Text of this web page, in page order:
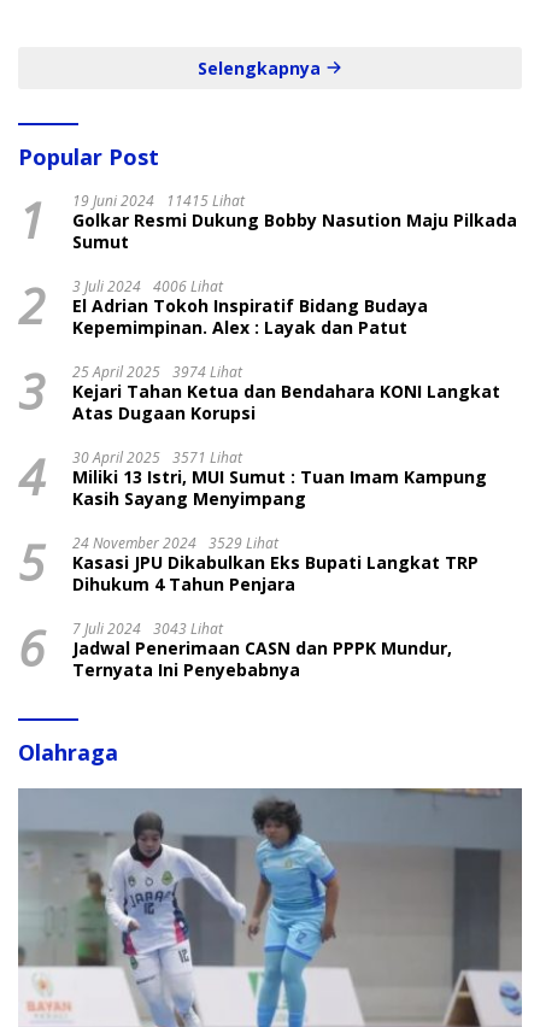
Selengkapnya
Popular Post
1 19 Juni 2024 11415 Lihat
Golkar Resmi Dukung Bobby Nasution Maju Pilkada
Sumut
2 3 Juli 2024 4006 Lihat
El Adrian Tokoh Inspiratif Bidang Budaya
Kepemimpinan. Alex : Layak dan Patut
3 25 April 2025 3974 Lihat
Kejari Tahan Ketua dan Bendahara KONI Langkat
Atas Dugaan Korupsi
4 30 April 2025 3571 Lihat
Miliki 13 Istri, MUI Sumut : Tuan Imam Kampung
Kasih Sayang Menyimpang
5 24 November 2024 3529 Lihat
Kasasi JPU Dikabulkan Eks Bupati Langkat TRP
Dihukum 4 Tahun Penjara
6 7 Juli 2024 3043 Lihat
Jadwal Penerimaan CASN dan PPPK Mundur,
Ternyata Ini Penyebabnya
Olahraga